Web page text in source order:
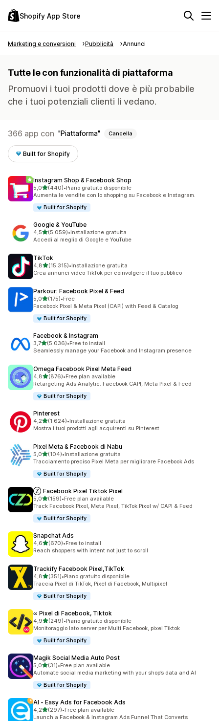
Shopify App Store
Marketing e conversioni Pubblicità Annunci
Tutte le con funzionalità di piattaforma
Promuovi i tuoi prodotti dove è più probabile
che i tuoi potenziali clienti li vedano.
366 app con Piattaforma Cancella
Built for Shopify
Instagram Shop & Facebook Shop
5,0stelle su 5
(440)
440 recensioni totali
•Piano gratuito disponibile
Aumenta le vendite con lo shopping su Facebook e Instagram.
Built for Shopify
Google & YouTube
4,5stelle su 5
(5.059)
5059 recensioni totali
•Installazione gratuita
Accedi al meglio di Google e YouTube
TikTok
4,8stelle su 5
(15.315)
15315 recensioni totali
•Installazione gratuita
Crea annunci video TikTok per coinvolgere il tuo pubblico
Parkour: Facebook Pixel & Feed
5,0stelle su 5
(175)
175 recensioni totali
•Free
Facebook Pixel & Meta Pixel (CAPI) with Feed & Catalog
Built for Shopify
Facebook & Instagram
3,7stelle su 5
(5.036)
5036 recensioni totali
•Free to install
Seamlessly manage your Facebook and Instagram presence
Omega Facebook Pixel Meta Feed
4,8stelle su 5
(876)
876 recensioni totali
•Free plan available
Retargeting Ads Analytic: Facebook CAPI, Meta Pixel & Feed
Built for Shopify
Pinterest
4,2stelle su 5
(1.624)
1624 recensioni totali
•Installazione gratuita
Mostra i tuoi prodotti agli acquirenti su Pinterest
Pixel Meta & Facebook di Nabu
5,0stelle su 5
(104)
104 recensioni totali
•Installazione gratuita
Tracciamento preciso Pixel Meta per migliorare Facebook Ads
Built for Shopify
Ⓩ Facebook Pixel Tiktok Pixel
5,0stelle su 5
(159)
159 recensioni totali
•Free plan available
Track Facebook Pixel, Meta Pixel, TikTok Pixel w/ CAPI & Feed
Built for Shopify
Snapchat Ads
4,6stelle su 5
(670)
670 recensioni totali
•Free to install
Reach shoppers with intent not just to scroll
Trackify Facebook Pixel,TikTok
4,8stelle su 5
(351)
351 recensioni totali
•Piano gratuito disponibile
Traccia Pixel di TikTok, Pixel di Facebook, Multipixel
Built for Shopify
∞ Pixel di Facebook, Tiktok
4,9stelle su 5
(249)
249 recensioni totali
•Piano gratuito disponibile
Monitoraggio lato server per Multi Facebook, pixel Tiktok
Built for Shopify
Magik Social Media Auto Post
5,0stelle su 5
(31)
31 recensioni totali
•Free plan available
Automate social media marketing with your shop’s data and AI
Built for Shopify
AI ‑ Easy Ads for Facebook Ads
4,2stelle su 5
(297)
297 recensioni totali
•Free plan available
Launch a Facebook & Instagram Ads Funnel That Converts